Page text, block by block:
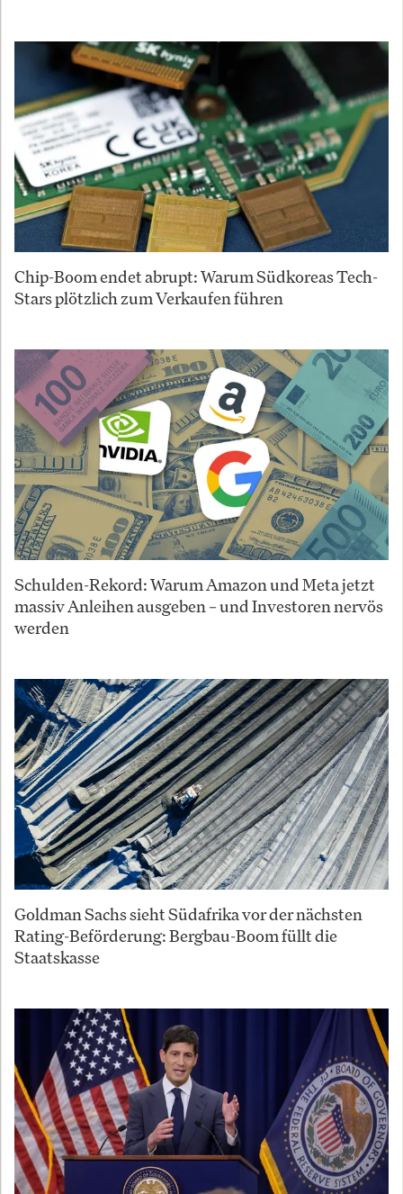
Chip-Boom endet abrupt: Warum Südkoreas Tech-
Stars plötzlich zum Verkaufen führen
Schulden-Rekord: Warum Amazon und Meta jetzt
massiv Anleihen ausgeben – und Investoren nervös
werden
Goldman Sachs sieht Südafrika vor der nächsten
Rating-Beförderung: Bergbau-Boom füllt die
Staatskasse